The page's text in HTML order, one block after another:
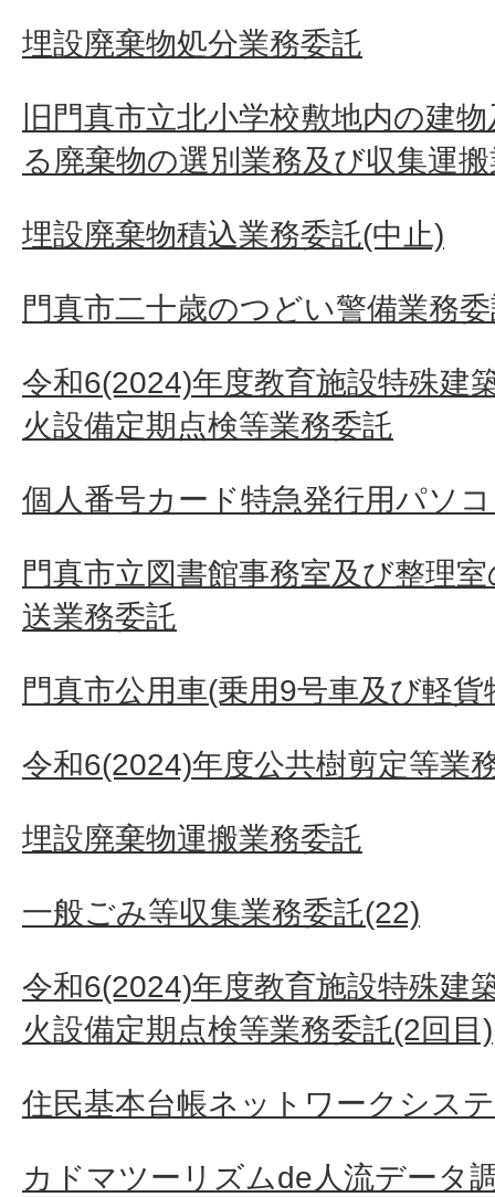
埋設廃棄物処分業務委託
旧門真市立北小学校敷地内の建
る廃棄物の選別業務及び収集運
埋設廃棄物積込業務委託(中止)
門真市二十歳のつどい警備業務
令和6(2024)年度教育施設特殊建
火設備定期点検等業務委託
個人番号カード特急発行用パソ
門真市立図書館事務室及び整理
送業務委託
門真市公用車(乗用9号車及び軽
令和6(2024)年度公共樹剪定等業
埋設廃棄物運搬業務委託
一般ごみ等収集業務委託(22)
令和6(2024)年度教育施設特殊建
火設備定期点検等業務委託(2回目)
住民基本台帳ネットワークシス
カドマツーリズムde人流データ